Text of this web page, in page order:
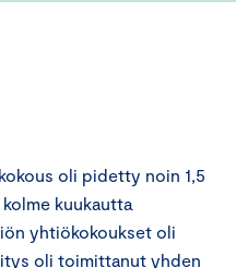
oli pidetty noin 1,5
kuukautta
yhtiökokoukset oli
oli toimittanut yhden